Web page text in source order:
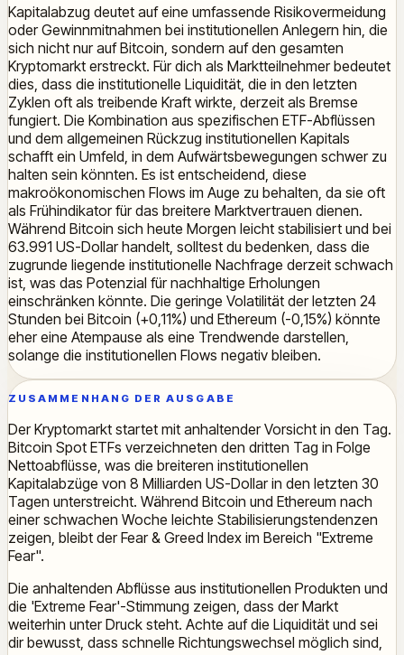
Kapitalabzug deutet auf eine umfassende Risikovermeidung
oder Gewinnmitnahmen bei institutionellen Anlegern hin, die
sich nicht nur auf Bitcoin, sondern auf den gesamten
Kryptomarkt erstreckt. Für dich als Marktteilnehmer bedeutet
dies, dass die institutionelle Liquidität, die in den letzten
Zyklen oft als treibende Kraft wirkte, derzeit als Bremse
fungiert. Die Kombination aus spezifischen ETF-Abflüssen
und dem allgemeinen Rückzug institutionellen Kapitals
schafft ein Umfeld, in dem Aufwärtsbewegungen schwer zu
halten sein könnten. Es ist entscheidend, diese
makroökonomischen Flows im Auge zu behalten, da sie oft
als Frühindikator für das breitere Marktvertrauen dienen.
Während Bitcoin sich heute Morgen leicht stabilisiert und bei
63.991 US-Dollar handelt, solltest du bedenken, dass die
zugrunde liegende institutionelle Nachfrage derzeit schwach
ist, was das Potenzial für nachhaltige Erholungen
einschränken könnte. Die geringe Volatilität der letzten 24
Stunden bei Bitcoin (+0,11%) und Ethereum (-0,15%) könnte
eher eine Atempause als eine Trendwende darstellen,
solange die institutionellen Flows negativ bleiben.
ZUSAMMENHANG DER AUSGABE
Der Kryptomarkt startet mit anhaltender Vorsicht in den Tag.
Bitcoin Spot ETFs verzeichneten den dritten Tag in Folge
Nettoabflüsse, was die breiteren institutionellen
Kapitalabzüge von 8 Milliarden US-Dollar in den letzten 30
Tagen unterstreicht. Während Bitcoin und Ethereum nach
einer schwachen Woche leichte Stabilisierungstendenzen
zeigen, bleibt der Fear & Greed Index im Bereich "Extreme
Fear".
Die anhaltenden Abflüsse aus institutionellen Produkten und
die 'Extreme Fear'-Stimmung zeigen, dass der Markt
weiterhin unter Druck steht. Achte auf die Liquidität und sei
dir bewusst, dass schnelle Richtungswechsel möglich sind,